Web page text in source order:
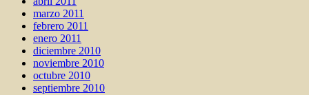
marzo 2011
febrero 2011
enero 2011
diciembre 2010
noviembre 2010
octubre 2010
septiembre 2010